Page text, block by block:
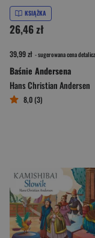
KSIĄŻKA
26,46 zł
39,99 zł - sugerowana cena
Baśnie Andersena
Hans Christian Andersen
8,0 (3)